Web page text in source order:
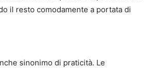
il resto comodamente a portata di
sinonimo di praticità. Le